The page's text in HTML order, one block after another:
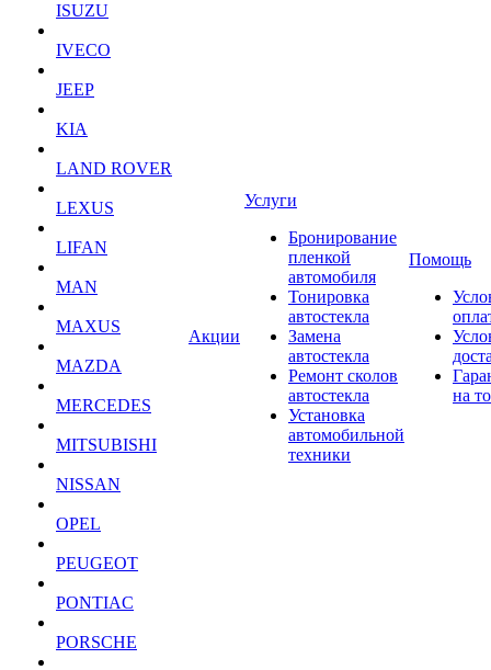
ISUZU
IVECO
JEEP
KIA
LAND ROVER
LEXUS
LIFAN
MAN
MAXUS
MAZDA
MERCEDES
MITSUBISHI
NISSAN
OPEL
PEUGEOT
PONTIAC
PORSCHE
Акции
Услуги
Бронирование
пленкой
автомобиля
Тонировка
автостекла
Замена
автостекла
Ремонт сколов
автостекла
Установка
автомобильной
техники
Помощь
на